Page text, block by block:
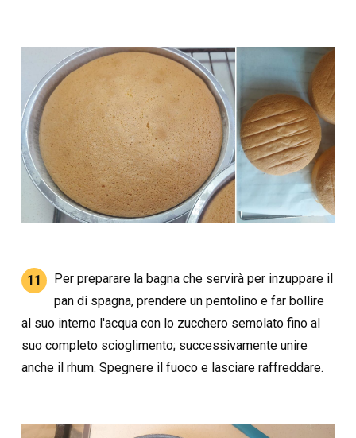
11
Per preparare la bagna che servirà per inzuppare il
pan di spagna, prendere un pentolino e far bollire
al suo interno l'acqua con lo zucchero semolato fino al
suo completo scioglimento; successivamente unire
anche il rhum. Spegnere il fuoco e lasciare raffreddare.